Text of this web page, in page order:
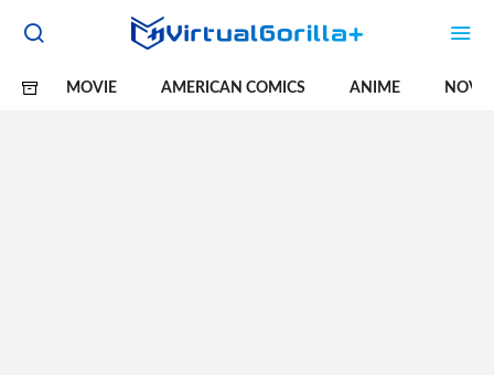
MOVIE AMERICAN COMICS ANIME